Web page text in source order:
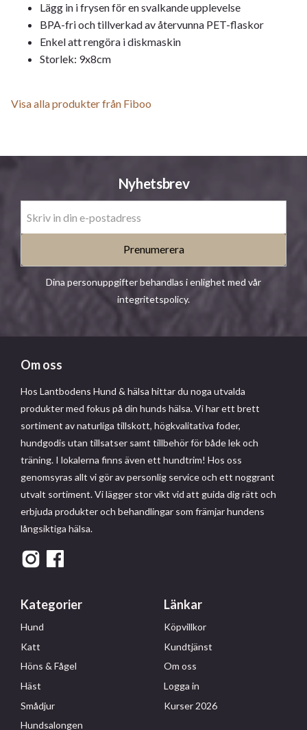
Lägg in i frysen för en svalkande upplevelse
BPA-fri och tillverkad av återvunna PET-flaskor
Enkel att rengöra i diskmaskin
Storlek: 9x8cm
Visa alla produkter från Fiboo
Nyhetsbrev
Prenumerera
Dina personuppgifter behandlas i enlighet med vår
integritetspolicy.
Om oss
Hos Lantbodens Hund & hälsa hittar du noga utvalda
produkter med fokus på din hunds hälsa. Vi har ett brett
sortiment av naturliga tillskott, högkvalitativa foder,
hundgodis utan tillsatser samt tillbehör för både lek och
träning. I lokalerna finns även ett hundtrim! Hos oss
genomsyras allt vi gör av personlig service och ett noggrant
utvalt sortiment. Vi lägger stor vikt vid att guida dig rätt och
erbjuda produkter och behandlingar som främjar hundens
långsiktiga hälsa.
Kategorier
Hund
Katt
Höns & Fågel
Häst
Smådjur
Hundsalongen
Länkar
Köpvillkor
Kundtjänst
Om oss
Logga in
Kurser 2026